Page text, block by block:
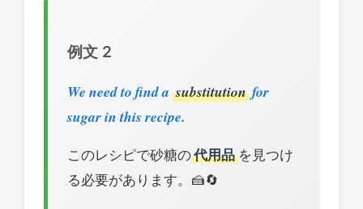
例文 2
We need to find a substitution for
sugar in this recipe.
このレシピで砂糖の代用品を見つけ
る必要があります。🍰🔄